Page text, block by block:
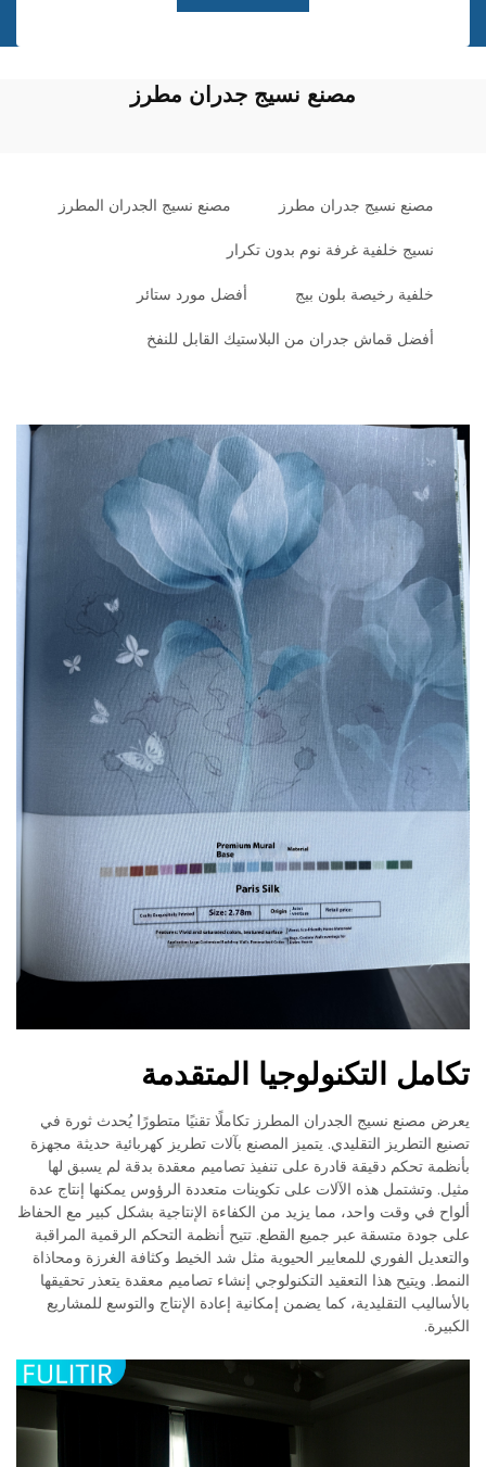
مصنع نسيج جدران مطرز
مصنع نسيج جدران مطرز مصنع نسيج الجدران المطرز
نسيج خلفية غرفة نوم بدون تكرار
خلفية رخيصة بلون بيج أفضل مورد ستائر
أفضل قماش جدران من البلاستيك القابل للنفخ
تكامل التكنولوجيا المتقدمة
يعرض مصنع نسيج الجدران المطرز تكاملًا تقنيًا متطورًا يُحدث ثورة في
تصنيع التطريز التقليدي. يتميز المصنع بآلات تطريز كهربائية حديثة مجهزة
بأنظمة تحكم دقيقة قادرة على تنفيذ تصاميم معقدة بدقة لم يسبق لها
مثيل. وتشتمل هذه الآلات على تكوينات متعددة الرؤوس يمكنها إنتاج عدة
ألواح في وقت واحد، مما يزيد من الكفاءة الإنتاجية بشكل كبير مع الحفاظ
على جودة متسقة عبر جميع القطع. تتيح أنظمة التحكم الرقمية المراقبة
والتعديل الفوري للمعايير الحيوية مثل شد الخيط وكثافة الغرزة ومحاذاة
النمط. ويتيح هذا التعقيد التكنولوجي إنشاء تصاميم معقدة يتعذر تحقيقها
بالأساليب التقليدية، كما يضمن إمكانية إعادة الإنتاج والتوسع للمشاريع
الكبيرة.